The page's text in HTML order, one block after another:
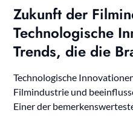
Zukunft der
Technologische
Trends, die die
Technologische
Filmindustrie und
Einer der